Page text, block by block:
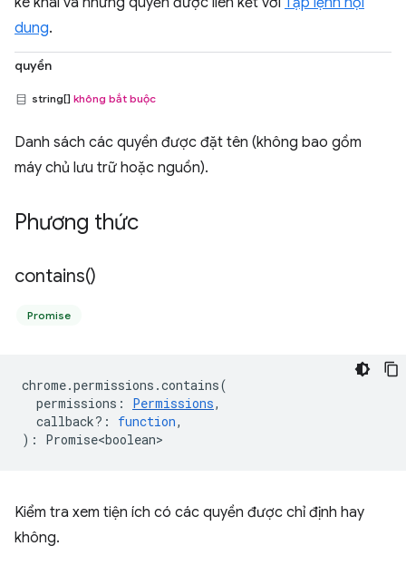
dung.
quyền
string[] không bắt buộc
Danh sách các quyền được đặt tên (không bao gồm
máy chủ lưu trữ hoặc nguồn).
Phương thức
contains()
Promise
chrome.permissions .contains(
permissions : Permissions,
callback? : function,
) : Promise<boolean>
Kiểm tra xem tiện ích có các quyền được chỉ định hay
không.